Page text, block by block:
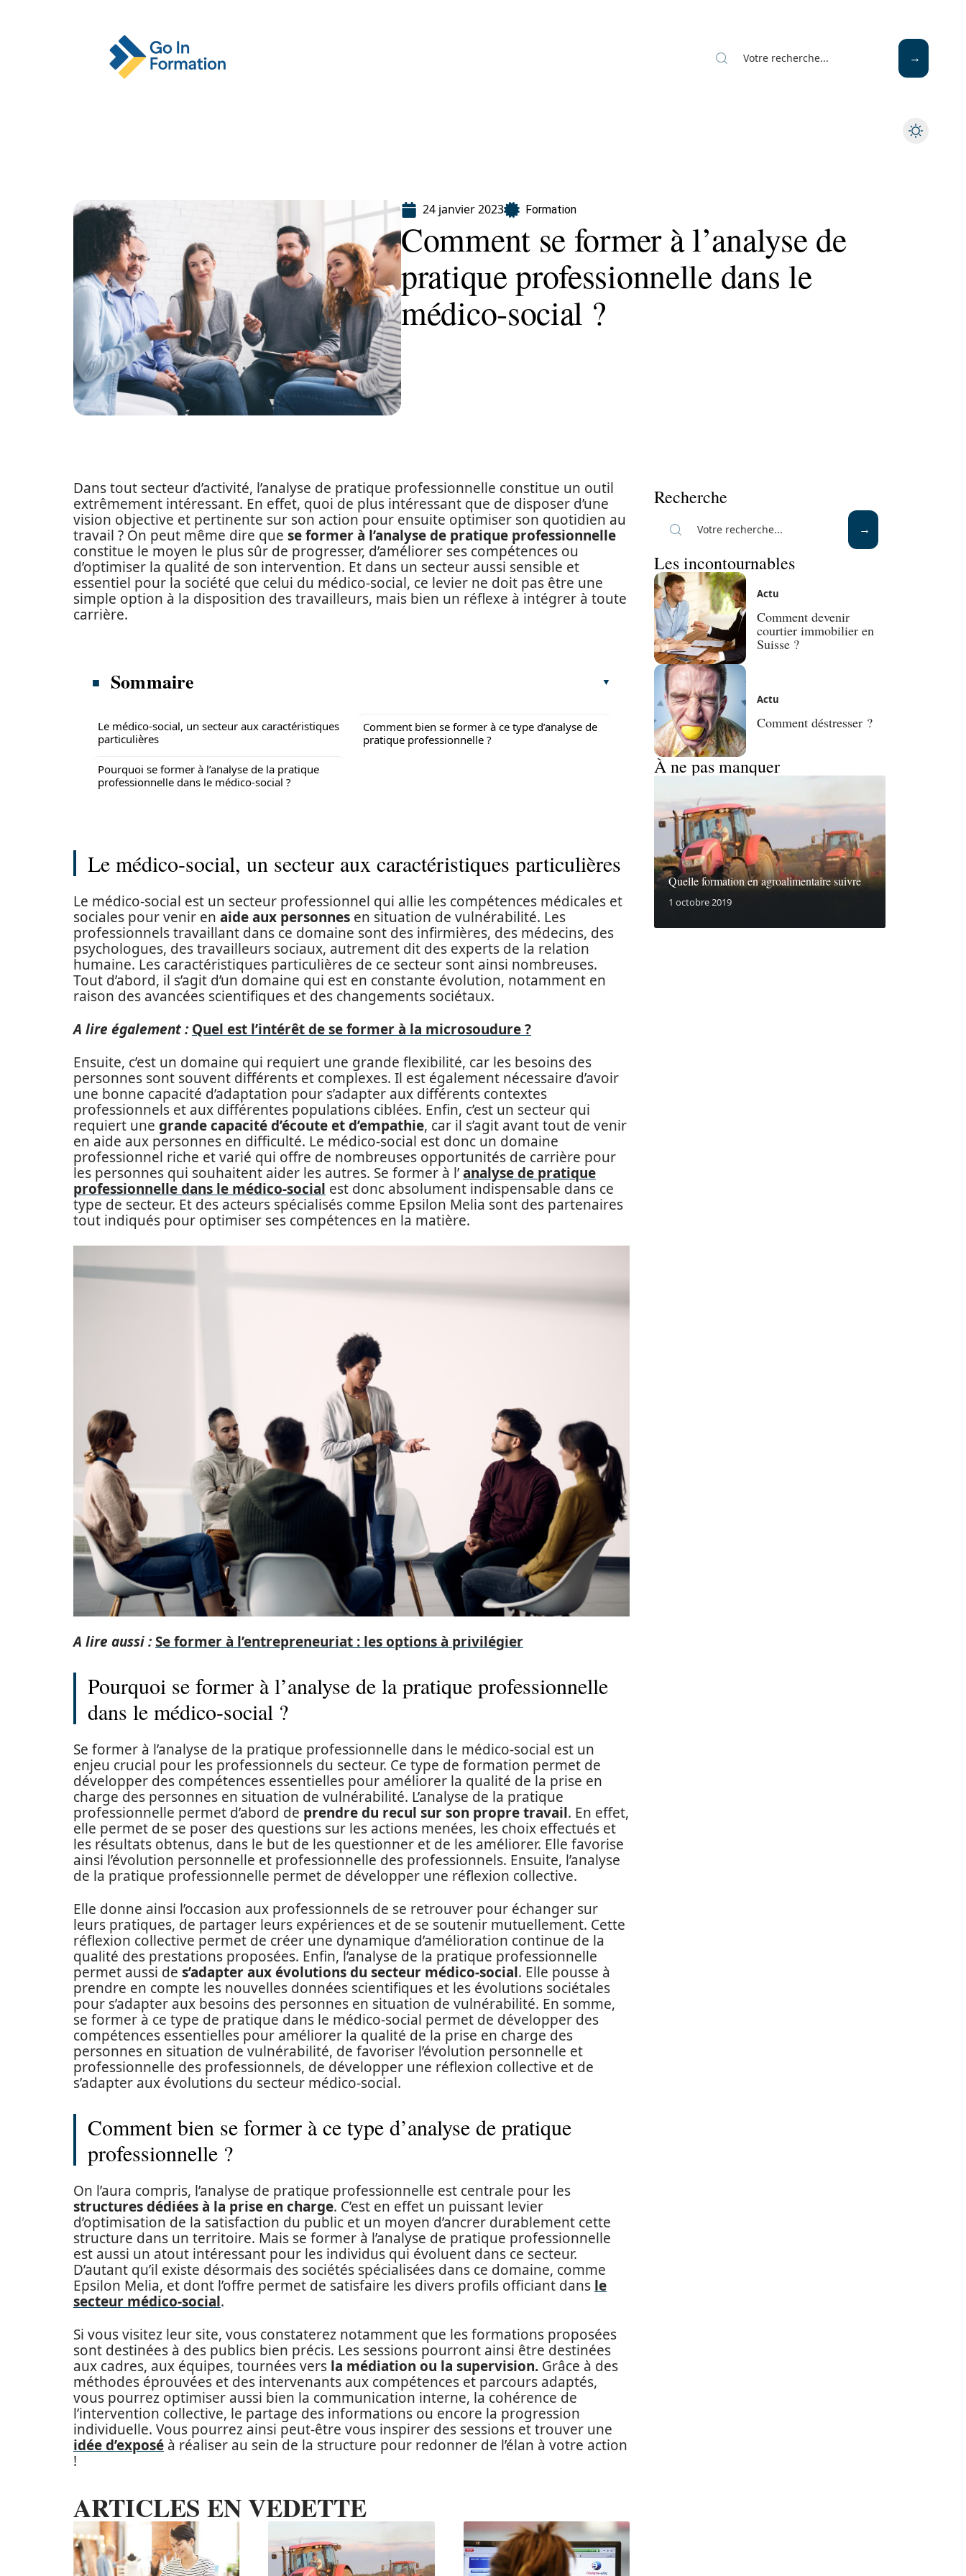
24 janvier 2023 Formation
Comment se former à l’analyse de
pratique professionnelle dans le
médico-social ?
Dans tout secteur d’activité, l’analyse de pratique professionnelle constitue un outil
extrêmement intéressant. En effet, quoi de plus intéressant que de disposer d’une
vision objective et pertinente sur son action pour ensuite optimiser son quotidien au
travail ? On peut même dire que se former à l’analyse de pratique professionnelle
constitue le moyen le plus sûr de progresser, d’améliorer ses compétences ou
d’optimiser la qualité de son intervention. Et dans un secteur aussi sensible et
essentiel pour la société que celui du médico-social, ce levier ne doit pas être une
simple option à la disposition des travailleurs, mais bien un réflexe à intégrer à toute
carrière.
Sommaire
Le médico-social, un secteur aux caractéristiques
particulières
Pourquoi se former à l’analyse de la pratique
professionnelle dans le médico-social ?
Comment bien se former à ce type d’analyse de
pratique professionnelle ?
Le médico-social, un secteur aux caractéristiques particulières
Le médico-social est un secteur professionnel qui allie les compétences médicales et
sociales pour venir en aide aux personnes en situation de vulnérabilité. Les
professionnels travaillant dans ce domaine sont des infirmières, des médecins, des
psychologues, des travailleurs sociaux, autrement dit des experts de la relation
humaine. Les caractéristiques particulières de ce secteur sont ainsi nombreuses.
Tout d’abord, il s’agit d’un domaine qui est en constante évolution, notamment en
raison des avancées scientifiques et des changements sociétaux.
A lire également : Quel est l’intérêt de se former à la microsoudure ?
Ensuite, c’est un domaine qui requiert une grande flexibilité, car les besoins des
personnes sont souvent différents et complexes. Il est également nécessaire d’avoir
une bonne capacité d’adaptation pour s’adapter aux différents contextes
professionnels et aux différentes populations ciblées. Enfin, c’est un secteur qui
requiert une grande capacité d’écoute et d’empathie, car il s’agit avant tout de venir
en aide aux personnes en difficulté. Le médico-social est donc un domaine
professionnel riche et varié qui offre de nombreuses opportunités de carrière pour
les personnes qui souhaitent aider les autres. Se former à l’analyse de pratique
professionnelle dans le médico-social est donc absolument indispensable dans ce
type de secteur. Et des acteurs spécialisés comme Epsilon Melia sont des partenaires
tout indiqués pour optimiser ses compétences en la matière.
A lire aussi :Se former à l’entrepreneuriat : les options à privilégier
Pourquoi se former à l’analyse de la pratique professionnelle
dans le médico-social ?
Se former à l’analyse de la pratique professionnelle dans le médico-social est un
enjeu crucial pour les professionnels du secteur. Ce type de formation permet de
développer des compétences essentielles pour améliorer la qualité de la prise en
charge des personnes en situation de vulnérabilité. L’analyse de la pratique
professionnelle permet d’abord de prendre du recul sur son propre travail. En effet,
elle permet de se poser des questions sur les actions menées, les choix effectués et
les résultats obtenus, dans le but de les questionner et de les améliorer. Elle favorise
ainsi l’évolution personnelle et professionnelle des professionnels. Ensuite, l’analyse
de la pratique professionnelle permet de développer une réflexion collective.
Elle donne ainsi l’occasion aux professionnels de se retrouver pour échanger sur
leurs pratiques, de partager leurs expériences et de se soutenir mutuellement. Cette
réflexion collective permet de créer une dynamique d’amélioration continue de la
qualité des prestations proposées. Enfin, l’analyse de la pratique professionnelle
permet aussi de s’adapter aux évolutions du secteur médico-social. Elle pousse à
prendre en compte les nouvelles données scientifiques et les évolutions sociétales
pour s’adapter aux besoins des personnes en situation de vulnérabilité. En somme,
se former à ce type de pratique dans le médico-social permet de développer des
compétences essentielles pour améliorer la qualité de la prise en charge des
personnes en situation de vulnérabilité, de favoriser l’évolution personnelle et
professionnelle des professionnels, de développer une réflexion collective et de
s’adapter aux évolutions du secteur médico-social.
Comment bien se former à ce type d’analyse de pratique
professionnelle ?
On l’aura compris, l’analyse de pratique professionnelle est centrale pour les
structures dédiées à la prise en charge. C’est en effet un puissant levier
d’optimisation de la satisfaction du public et un moyen d’ancrer durablement cette
structure dans un territoire. Mais se former à l’analyse de pratique professionnelle
est aussi un atout intéressant pour les individus qui évoluent dans ce secteur.
D’autant qu’il existe désormais des sociétés spécialisées dans ce domaine, comme
Epsilon Melia, et dont l’offre permet de satisfaire les divers profils officiant dans le
secteur médico-social.
Si vous visitez leur site, vous constaterez notamment que les formations proposées
sont destinées à des publics bien précis. Les sessions pourront ainsi être destinées
aux cadres, aux équipes, tournées vers la médiation ou la supervision. Grâce à des
méthodes éprouvées et des intervenants aux compétences et parcours adaptés,
vous pourrez optimiser aussi bien la communication interne, la cohérence de
l’intervention collective, le partage des informations ou encore la progression
individuelle. Vous pourrez ainsi peut-être vous inspirer des sessions et trouver une
idée d’exposé à réaliser au sein de la structure pour redonner de l’élan à votre action
!
ARTICLES EN VEDETTE
Recherche
Les incontournables
Actu
Comment devenir
courtier immobilier en
Suisse ?
Actu
Comment déstresser ?
À ne pas manquer
Quelle formation en agroalimentaire suivre
1 octobre 2019